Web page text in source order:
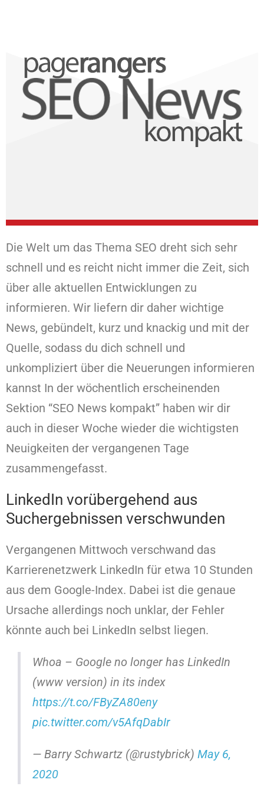
Die Welt um das Thema SEO dreht sich sehr
schnell und es reicht nicht immer die Zeit, sich
über alle aktuellen Entwicklungen zu
informieren. Wir liefern dir daher wichtige
News, gebündelt, kurz und knackig und mit der
Quelle, sodass du dich schnell und
unkompliziert über die Neuerungen informieren
kannst In der wöchentlich erscheinenden
Sektion “SEO News kompakt” haben wir dir
auch in dieser Woche wieder die wichtigsten
Neuigkeiten der vergangenen Tage
zusammengefasst.
LinkedIn vorübergehend aus
Suchergebnissen verschwunden
Vergangenen Mittwoch verschwand das
Karrierenetzwerk LinkedIn für etwa 10 Stunden
aus dem Google-Index. Dabei ist die genaue
Ursache allerdings noch unklar, der Fehler
könnte auch bei LinkedIn selbst liegen.
Whoa – Google no longer has LinkedIn
(www version) in its index
https://t.co/FByZA80eny
pic.twitter.com/v5AfqDabIr
— Barry Schwartz (@rustybrick) May 6,
2020